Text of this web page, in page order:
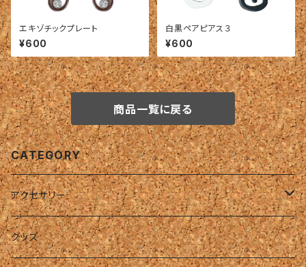
エキゾチックプレート
¥600
白黒ペアピアス３
¥600
商品一覧に戻る
CATEGORY
アクセサリー
リング
グッズ